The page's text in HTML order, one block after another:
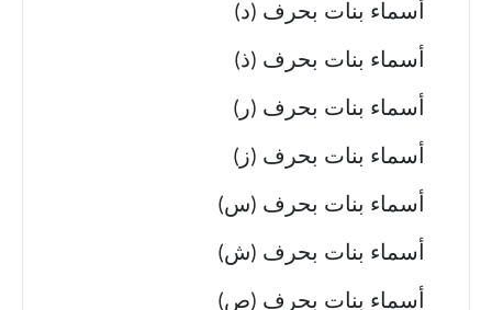
أسماء بنات بحرف (د)
أسماء بنات بحرف (ذ)
أسماء بنات بحرف (ر)
أسماء بنات بحرف (ز)
أسماء بنات بحرف (س)
أسماء بنات بحرف (ش)
أسماء بنات بحرف (ص)